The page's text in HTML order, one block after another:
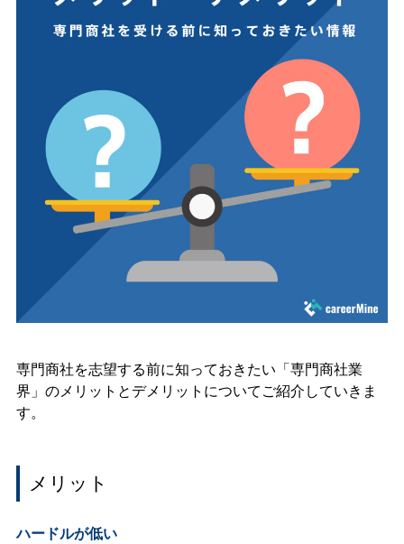
専門商社を志望する前に知っておきたい「専門商社業
界」のメリットとデメリットについてご紹介していきま
す。
メリット
ハードルが低い